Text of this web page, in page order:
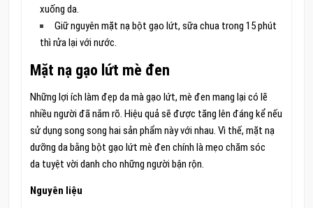
xuống da.
Giữ nguyên mặt nạ bột gạo lứt, sữa chua trong 15 phút
thì rửa lại với nước.
Mặt nạ gạo lứt mè đen
Những lợi ích làm đẹp da mà gạo lứt, mè đen mang lại có lẽ
nhiều người đã nắm rõ. Hiệu quả sẽ được tăng lên đáng kể nếu
sử dụng song song hai sản phẩm này với nhau. Vì thế, mặt nạ
dưỡng da bằng bột gạo lứt mè đen chính là mẹo chăm sóc
da tuyệt vời danh cho những người bận rộn.
Nguyên liệu